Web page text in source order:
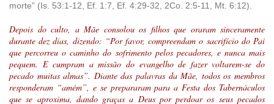
morte” (Is. 53:1-12, Ef. 1:7, Ef. 4:29-32, 2Co. 2:5-11, Mt. 6:12).
Depois do culto, a Mãe consolou os filhos que oraram sinceramente
durante dez dias, dizendo: “Por favor, compreendam o sacrifício do Pai
que percorreu o caminho do sofrimento pelos pecadores, e nunca mais
pequem. E cumpram a missão do evangelho de fazer voltarem-se do
pecado muitas almas”. Diante das palavras da Mãe, todos os membros
responderam “amém”, e se prepararam para a Festa dos Tabernáculos
que se aproxima, dando graças a Deus por perdoar os seus pecados